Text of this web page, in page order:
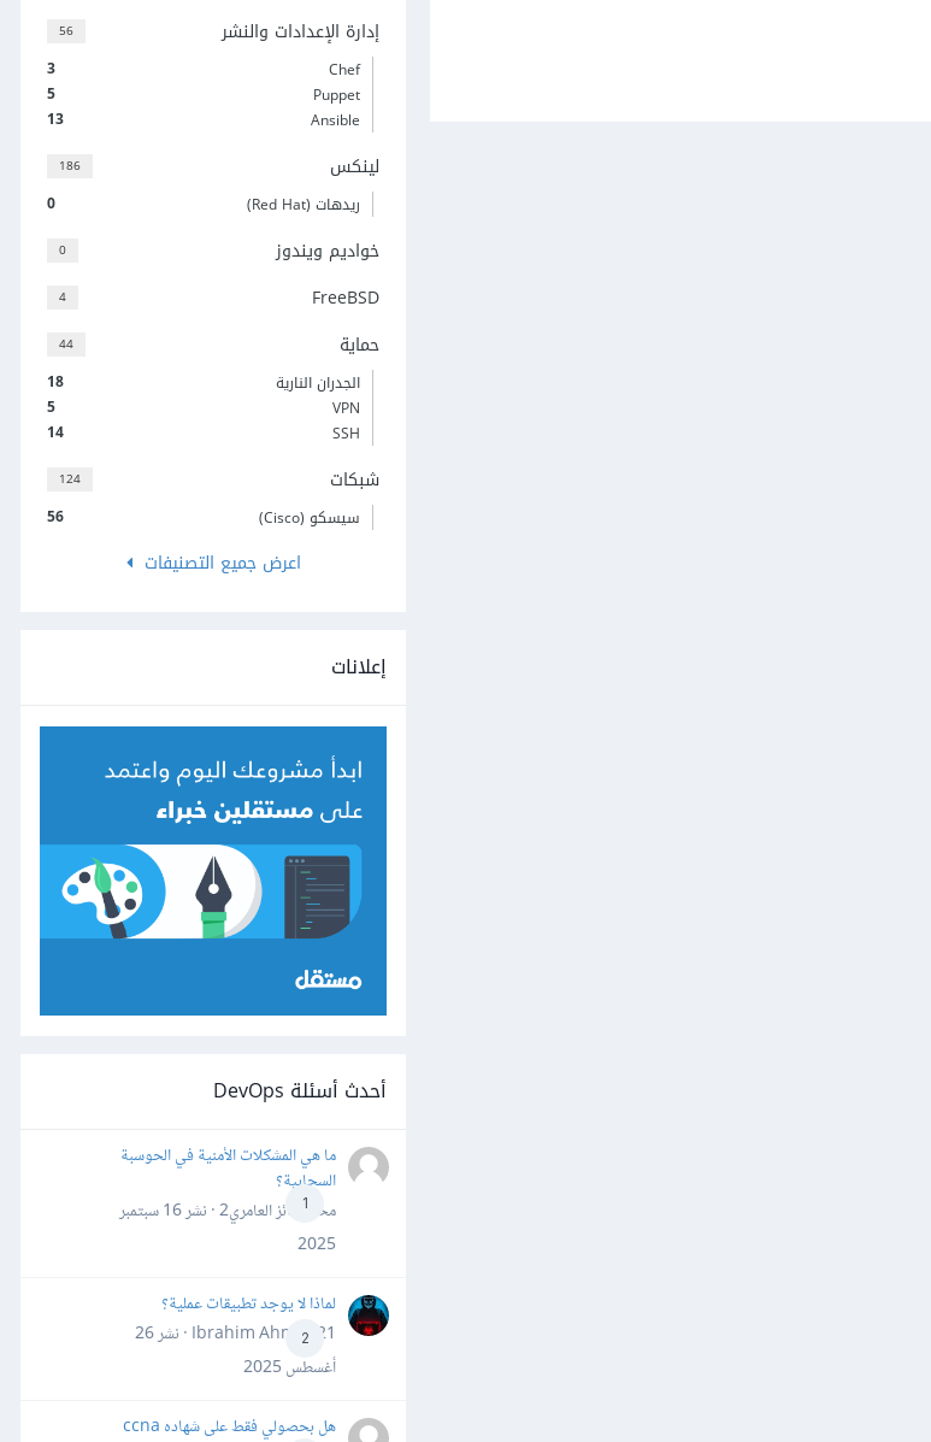
56 إدارة الإعدادات والنشر
3
Chef
5
Puppet
13
Ansible
186 لينكس
0 ريدهات (Red Hat)
0 خواديم ويندوز
4 FreeBSD
44 حماية
18
الجدران النارية
5
VPN
14
SSH
124 شبكات
56 سيسكو (Cisco)
اعرض جميع التصنيفات
إعلانات
أحدث أسئلة DevOps
1
ما هي المشكلات الأمنية في الحوسبة
السحابية؟
محمد فائز العامري2 · نشر
16 سبتمبر
2025
2
لماذا لا يوجد تطبيقات عملية؟
Ibrahim Ahmed21 · نشر
26
أغسطس 2025
هل بحصولي فقط على شهاده ccna